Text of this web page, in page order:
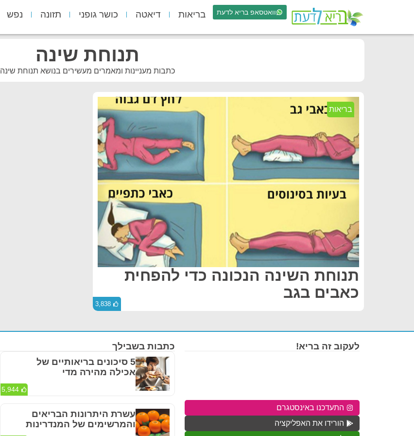
וואטסאפ בריא לדעת בריאות דיאטה כושר גופני תזונה נפש
תנוחת שינה
כתבות מעניינות ומאמרים מעשירים בנושא תנוחת שינה
בריאות
תנוחת השינה הנכונה כדי להפחית
כאבים בגב
3,838
כתבות בשבילך
5 סיכונים בריאותיים של
אכילה מהירה מדי
5,944
עשרת היתרונות הבריאים
והמרשימים של המנדרינות
לעקוב זה בריא!
התעדכנו באינסטגרם
הורידו את האפליקציה